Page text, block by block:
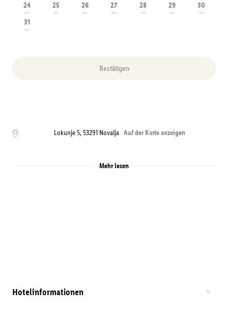
24
---
25
---
26
---
27
---
28
---
29
---
30
---
31
---
Bestätigen
Lokunje 5,53291 Novalja Auf der Karte anzeigen
Mehr lesen
Hotelinformationen